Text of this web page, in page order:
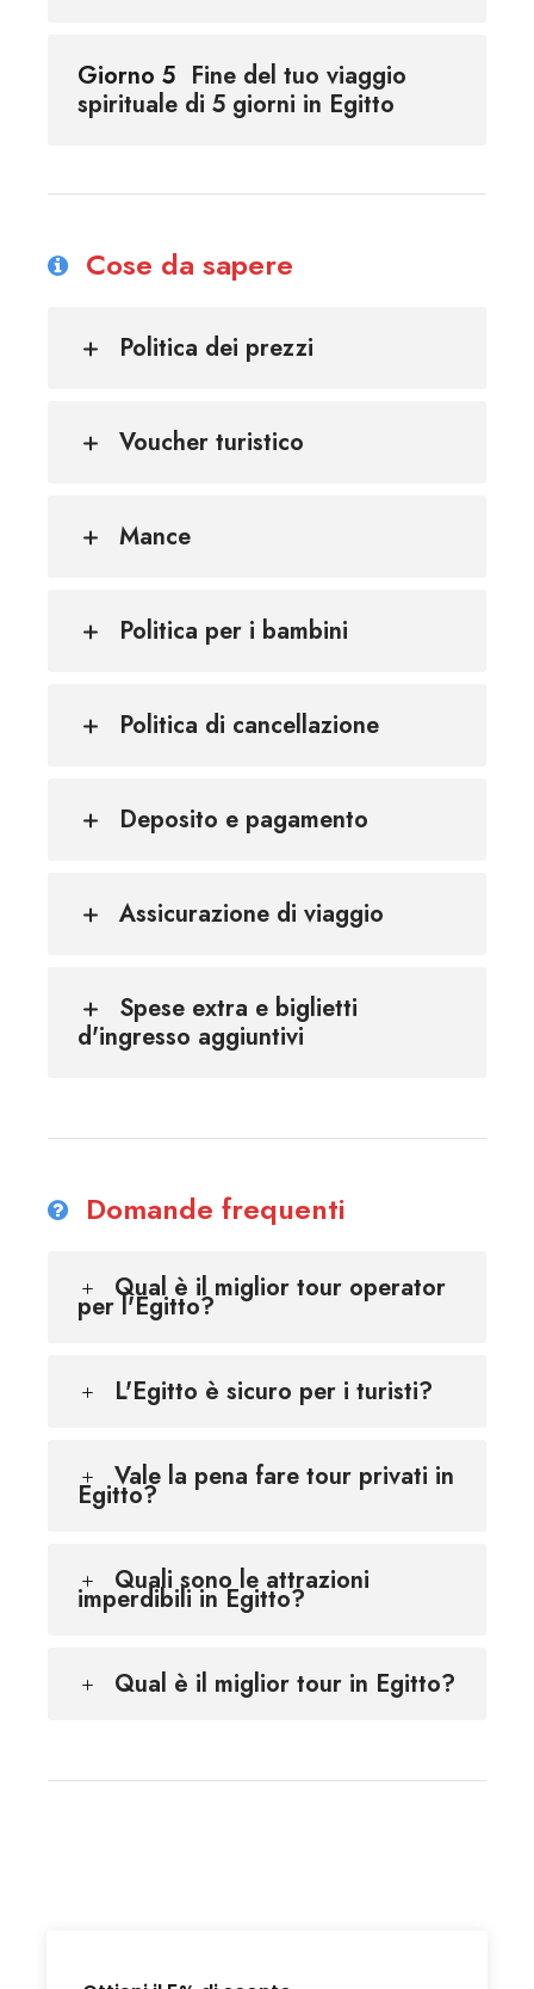
Giorno 5 Fine del tuo viaggio
spirituale di 5 giorni in Egitto
Cose da sapere
Politica dei prezzi
Voucher turistico
Mance
Politica per i bambini
Politica di cancellazione
Deposito e pagamento
Assicurazione di viaggio
Spese extra e biglietti
d'ingresso aggiuntivi
Domande frequenti
Qual è il miglior tour operator
per l'Egitto?
L'Egitto è sicuro per i turisti?
Vale la pena fare tour privati in
Egitto?
Quali sono le attrazioni
imperdibili in Egitto?
Qual è il miglior tour in Egitto?